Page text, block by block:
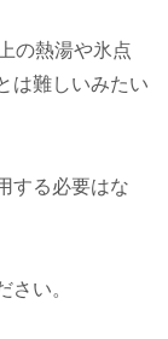
の熱湯や氷点
は難しいみたい
する必要はな
さい。